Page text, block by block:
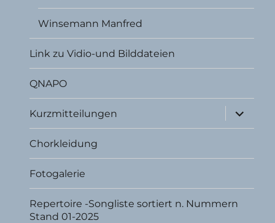
Winsemann Manfred
Link zu Vidio-und Bilddateien
QNAPO
Kurzmitteilungen
öffnen
Chorkleidung
Fotogalerie
Repertoire -Songliste sortiert n. Nummern
Stand 01-2025